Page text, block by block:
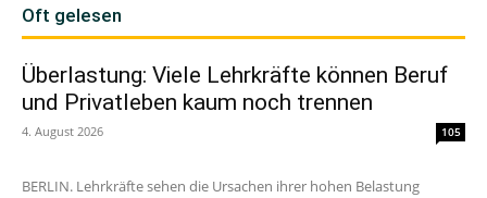
Oft gelesen
Überlastung: Viele Lehrkräfte können Beruf
und Privatleben kaum noch trennen
4. August 2026 105
BERLIN. Lehrkräfte sehen die Ursachen ihrer hohen Belastung